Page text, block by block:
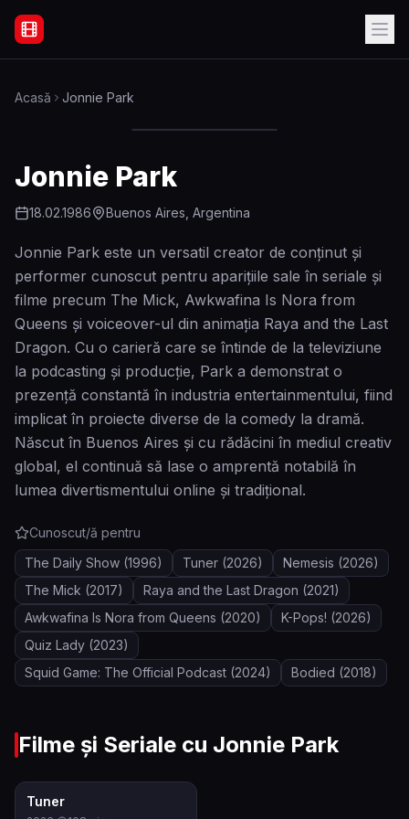
Filme Online Subtitrate - Acasă
Acasă Jonnie Park
Jonnie Park
18.02.1986 Buenos Aires, Argentina
Jonnie Park este un versatil creator de conținut și
performer cunoscut pentru aparițiile sale în seriale și
filme precum The Mick, Awkwafina Is Nora from
Queens și voiceover-ul din animația Raya and the Last
Dragon. Cu o carieră care se întinde de la televiziune
la podcasting și producție, Park a demonstrat o
prezență constantă în industria entertainmentului, fiind
implicat în proiecte diverse de la comedy la dramă.
Născut în Buenos Aires și cu rădăcini în mediul creativ
global, el continuă să lase o amprentă notabilă în
lumea divertismentului online și tradițional.
Cunoscut/ă pentru
The Daily Show (1996) Tuner (2026) Nemesis (2026)
The Mick (2017) Raya and the Last Dragon (2021)
Awkwafina Is Nora from Queens (2020) K-Pops! (2026)
Quiz Lady (2023)
Squid Game: The Official Podcast (2024) Bodied (2018)
Filme și Seriale cu Jonnie Park
Tuner